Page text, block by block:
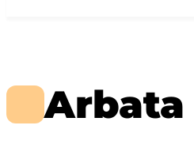
Arbata